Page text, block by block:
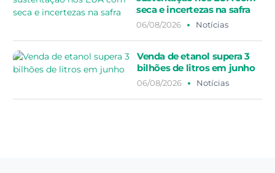
seca e incertezas na safra
06/08/2026 Notícias
Venda de etanol supera 3
bilhões de litros em junho
06/08/2026 Notícias